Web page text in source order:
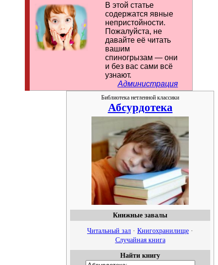
В этой статье
содержатся явные
непристойности.
По­жа­лу­йс­та, не
давайте её читать
вашим
спиногрызам — они
и без вас сами всё
узнают.
Администрация
Библиотека нетленной классики
Абсурдотека
Книжные завалы
Читальный зал · Книгохранилище ·
Случайная книга
Найти книгу